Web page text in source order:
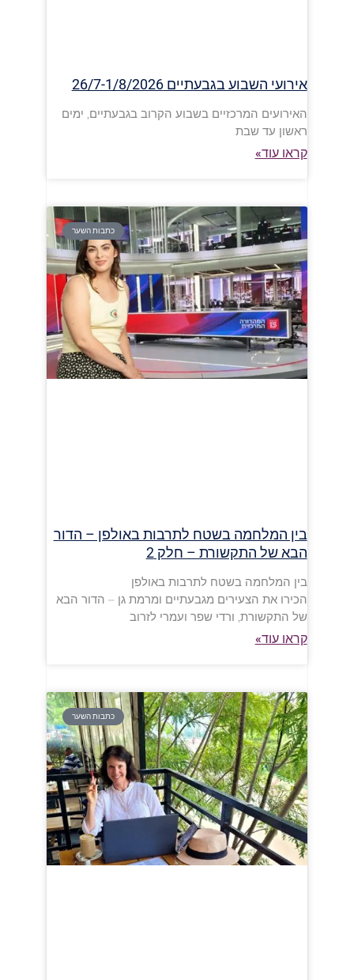
אירועי השבוע בגבעתיים 26/7-1/8/2026
האירועים המרכזיים בשבוע הקרוב בגבעתיים, ימים
ראשון עד שבת
קראו עוד»
כתבות השער
בין המלחמה בשטח לתרבות באולפן – הדור
הבא של התקשורת – חלק 2
בין המלחמה בשטח לתרבות באולפן
הכירו את הצעירים מגבעתיים ומרמת גן – הדור הבא
של התקשורת, ורדי שפר ועמרי לזרוב
קראו עוד»
כתבות השער